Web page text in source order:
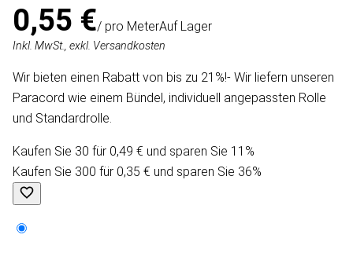
0,55 €/ pro MeterAuf Lager
Inkl. MwSt., exkl. Versandkosten
Wir bieten einen Rabatt von bis zu 21%!- Wir liefern unseren
Paracord wie einem Bündel, individuell angepassten Rolle
und Standardrolle.
Kaufen Sie 30 für 0,49 € und sparen Sie 11%
Kaufen Sie 300 für 0,35 € und sparen Sie 36%